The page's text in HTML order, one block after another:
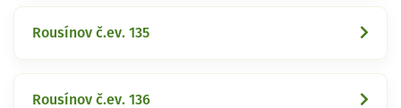
Rousínov č.ev. 135
Rousínov č.ev. 136